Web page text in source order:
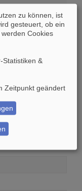
Cookies des
Erweiterte Suche
zu können, ist
gesteuert, ob ein
Cookies
Statistiken &
Zeitpunkt geändert